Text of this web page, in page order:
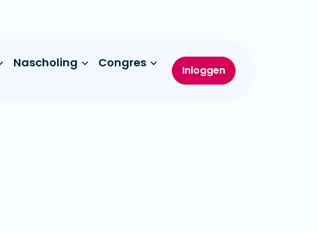
Nascholing
Congres
Inloggen